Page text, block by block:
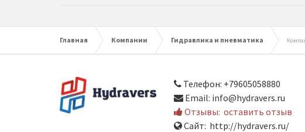
Главная Компании Гидравлика и пневматика
Телефон: +79605058880
Email: info@hydravers.ru
Отзывы: оставить отзыв
Сайт: http://hydravers.ru/